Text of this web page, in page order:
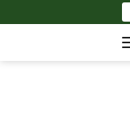
ke